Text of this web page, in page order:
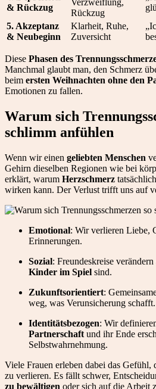
& Rückzug
Verzweiflung,
Rückzug
5. Akzeptanz
& Neubeginn
Klarheit, Ruhe,
Zuversicht
Diese Phasen des
Manchmal glaubt man, den Schmerz
beim ersten Weihnachten ohne den
Emotionen zu fallen.
Warum sich
schlimm anfühlen
Wenn wir einen geliebten Menschen
Gehirn dieselben Regionen wie bei
erklärt, warum Herzschmerz
wirken kann. Der Verlust trifft uns auf
Emotional: Wir verlieren Liebe,
Erinnerungen.
Sozial: Freundeskreise
Kinder im Spiel sind.
Zukunftsorientiert:
weg, was Verunsicherung schafft.
Identitätsbezogen: Wir
Partnerschaft und ihr Ende
Selbstwahrnehmung.
Viele Frauen erleben dabei das Gefühl,
zu verlieren. Es fällt schwer,
zu bewältigen oder sich auf die Arbeit